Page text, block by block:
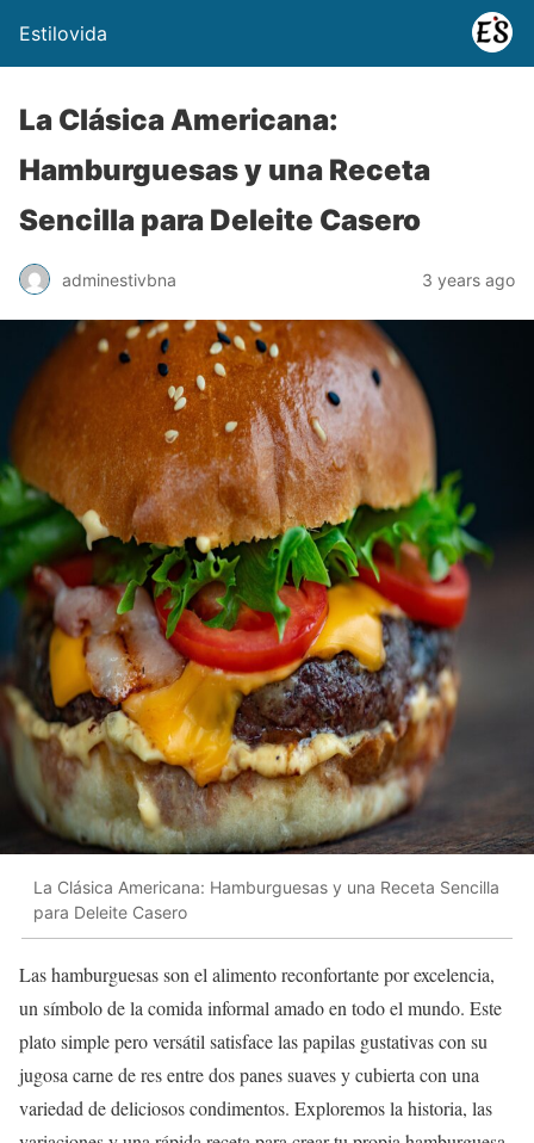
Estilovida
La Clásica Americana:
Hamburguesas y una Receta
Sencilla para Deleite Casero
adminestivbna 3 years ago
La Clásica Americana: Hamburguesas y una Receta Sencilla
para Deleite Casero
Las hamburguesas son el alimento reconfortante por excelencia,
un símbolo de la comida informal amado en todo el mundo. Este
plato simple pero versátil satisface las papilas gustativas con su
jugosa carne de res entre dos panes suaves y cubierta con una
variedad de deliciosos condimentos. Exploremos la historia, las